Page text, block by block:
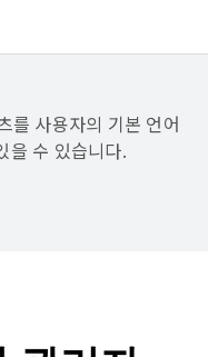
를 사용자의 기본 언어
을 수 있습니다.